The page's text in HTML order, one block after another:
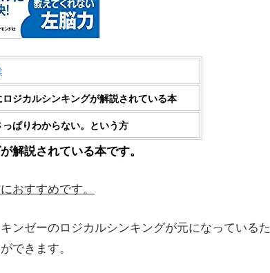
ジカルシンキングが解説されている本
ぱりわからない。という方
解説されている本です。
おすすめです。
ンゼーのロジカルシンキングが元になっているた
できます。